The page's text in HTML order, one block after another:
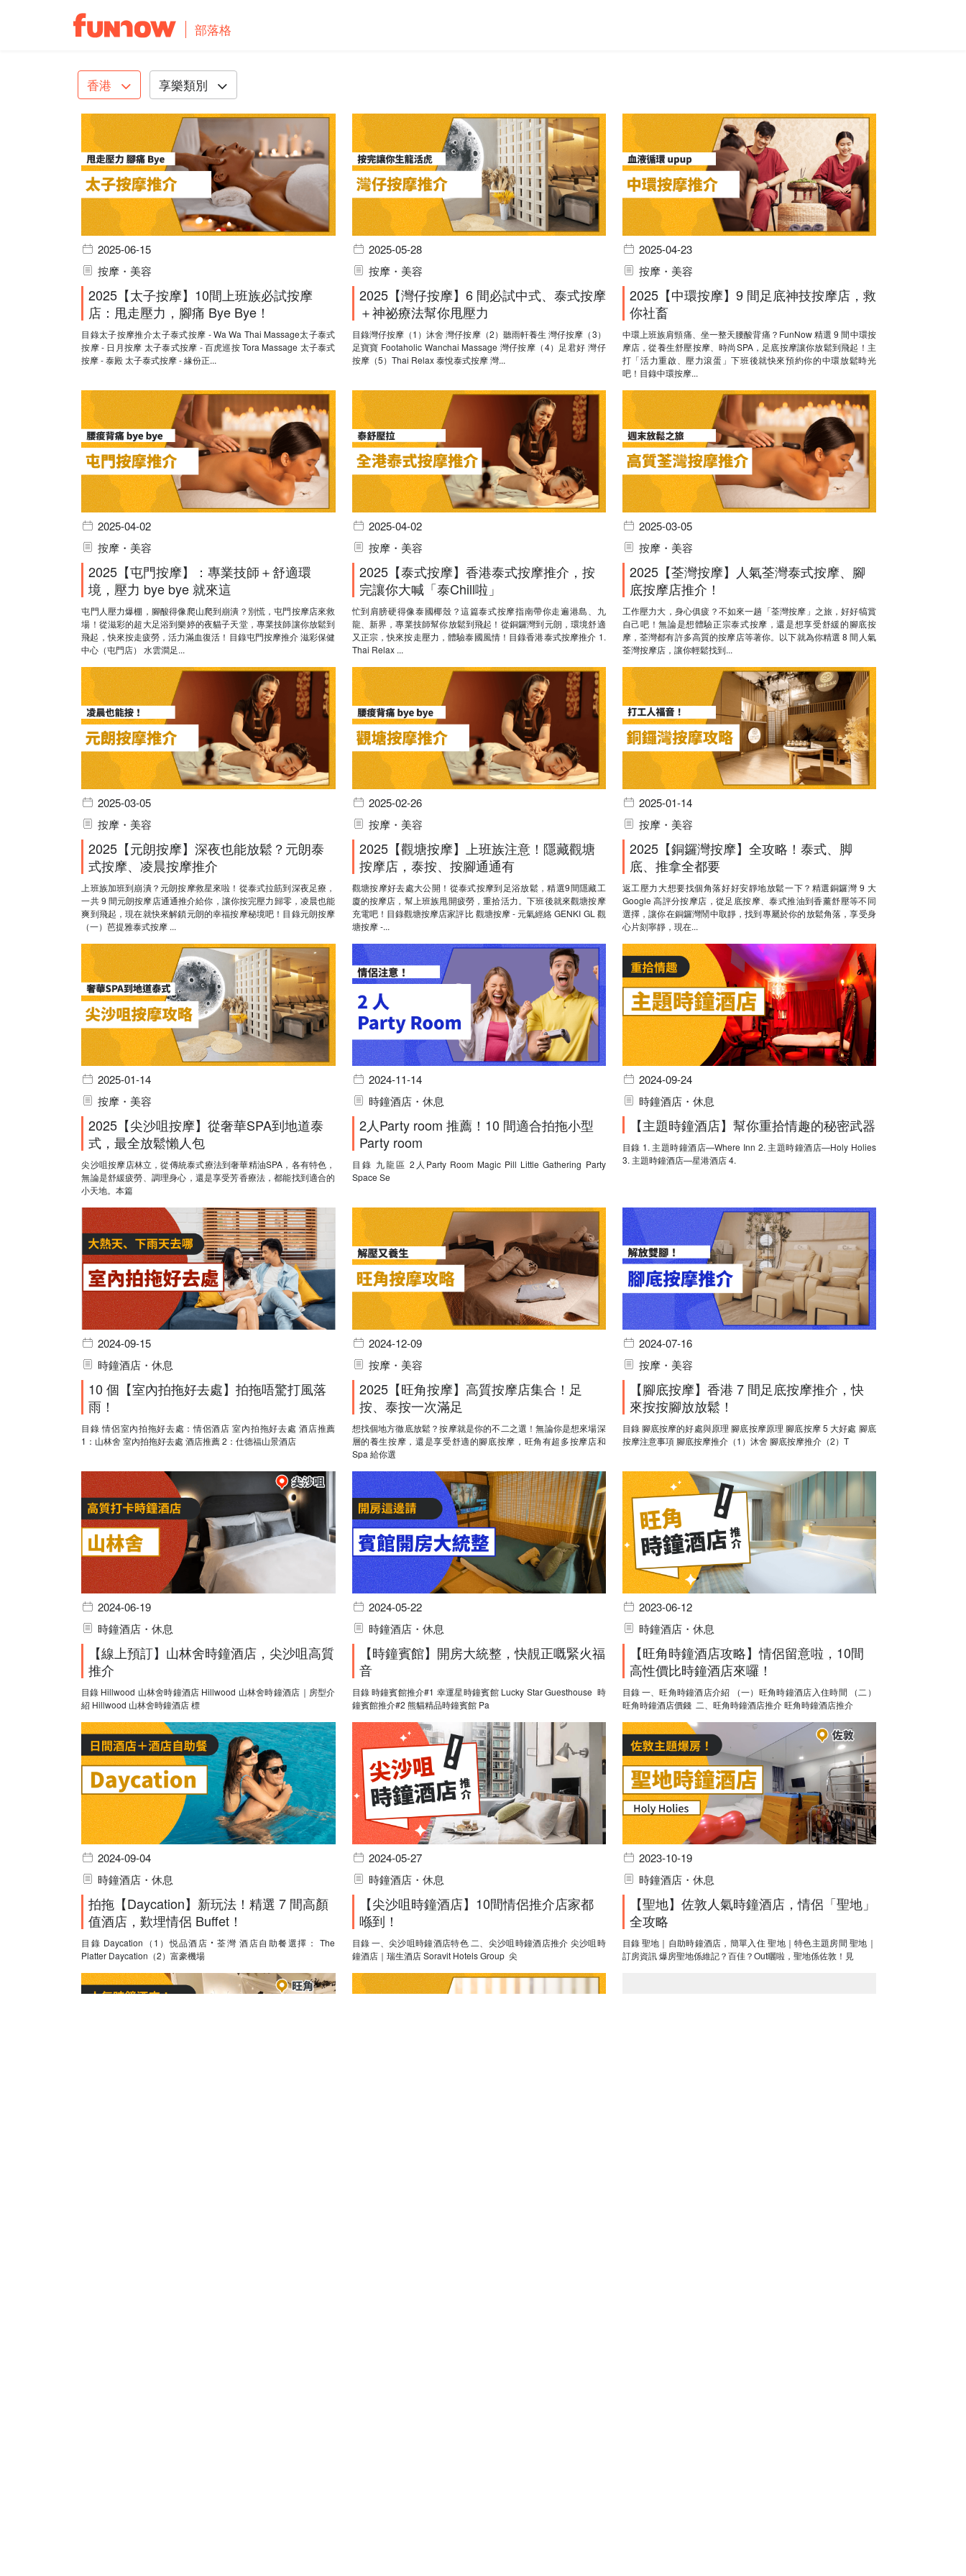
部落格
香港 享樂類別
2025-06-15
按摩・美容
2025【太子按摩】10間上班族必試按摩
店：甩走壓力，腳痛 Bye Bye！
目錄太子按摩推介太子泰式按摩 - Wa Wa Thai Massage太子泰式
按摩 - 日月按摩 太子泰式按摩 - 百虎巡按 Tora Massage 太子泰式
按摩 - 泰殿 太子泰式按摩 - 緣份正...
2025-05-28
按摩・美容
2025【灣仔按摩】6 間必試中式、泰式按摩
＋神祕療法幫你甩壓力
目錄灣仔按摩（1）沐舍 灣仔按摩（2）聽雨軒養生 灣仔按摩（3）
足寶寶 Footaholic Wanchai Massage 灣仔按摩（4）足君好 灣仔
按摩（5）Thai Relax 泰悅泰式按摩 灣...
2025-04-23
按摩・美容
2025【中環按摩】9 間足底神技按摩店，救
你社畜
中環上班族肩頸痛、坐一整天腰酸背痛？FunNow 精選 9 間中環按
摩店，從養生舒壓按摩、時尚SPA，足底按摩讓你放鬆到飛起！主
打「活力重啟、壓力滾蛋」下班後就快來預約你的中環放鬆時光
吧！目錄中環按摩...
2025-04-02
按摩・美容
2025【屯門按摩】：專業技師＋舒適環
境，壓力 bye bye 就來這
屯門人壓力爆棚，腳酸得像爬山爬到崩潰？別慌，屯門按摩店來救
場！從滋彩的超大足浴到樂婷的夜貓子天堂，專業技師讓你放鬆到
飛起，快來按走疲勞，活力滿血復活！目錄屯門按摩推介 滋彩保健
中心（屯門店） 水雲澗足...
2025-04-02
按摩・美容
2025【泰式按摩】香港泰式按摩推介，按
完讓你大喊「泰Chill啦」
忙到肩膀硬得像泰國椰殼？這篇泰式按摩指南帶你走遍港島、九
龍、新界，專業技師幫你放鬆到飛起！從銅鑼灣到元朗，環境舒適
又正宗，快來按走壓力，體驗泰國風情！目錄香港泰式按摩推介 1.
Thai Relax ...
2025-03-05
按摩・美容
2025【荃灣按摩】人氣荃灣泰式按摩、腳
底按摩店推介！
工作壓力大，身心俱疲？不如來一趟「荃灣按摩」之旅，好好犒賞
自己吧！無論是想體驗正宗泰式按摩，還是想享受舒緩的腳底按
摩，荃灣都有許多高質的按摩店等著你。以下就為你精選 8 間人氣
荃灣按摩店，讓你輕鬆找到...
2025-03-05
按摩・美容
2025【元朗按摩】深夜也能放鬆？元朗泰
式按摩、凌晨按摩推介
上班族加班到崩潰？元朗按摩救星來啦！從泰式拉筋到深夜足療，
一共 9 間元朗按摩店通通推介給你，讓你按完壓力歸零，凌晨也能
爽到飛起，現在就快來解鎖元朗的幸福按摩秘境吧！目錄元朗按摩
（一）芭提雅泰式按摩 ...
2025-02-26
按摩・美容
2025【觀塘按摩】上班族注意！隱藏觀塘
按摩店，泰按、按腳通通有
觀塘按摩好去處大公開！從泰式按摩到足浴放鬆，精選9間隱藏工
廈的按摩店，幫上班族甩開疲勞，重拾活力。下班後就來觀塘按摩
充電吧！目錄觀塘按摩店家評比 觀塘按摩 - 元氣經絡 GENKI GL 觀
塘按摩 -...
2025-01-14
按摩・美容
2025【銅鑼灣按摩】全攻略！泰式、脚
底、推拿全都要
返工壓力大想要找個角落好好安靜地放鬆一下？精選銅鑼灣 9 大
Google 高評分按摩店，從足底按摩、泰式推油到香薰舒壓等不同
選擇，讓你在銅鑼灣鬧中取靜，找到專屬於你的放鬆角落，享受身
心片刻寧靜，現在...
2025-01-14
按摩・美容
2025【尖沙咀按摩】從奢華SPA到地道泰
式，最全放鬆懶人包
尖沙咀按摩店林立，從傳統泰式療法到奢華精油SPA，各有特色，
無論是舒緩疲勞、調理身心，還是享受芳香療法，都能找到適合的
小天地。本篇
2024-11-14
時鐘酒店・休息
2人Party room 推薦！10 間適合拍拖小型
Party room
目錄 九龍區 2人Party Room Magic Pill Little Gathering Party
Space Se
2024-09-24
時鐘酒店・休息
【主題時鐘酒店】幫你重拾情趣的秘密武器
目錄 1. 主題時鐘酒店—Where Inn 2. 主題時鐘酒店—Holy Holies
3. 主題時鐘酒店—星港酒店 4.
2024-09-15
時鐘酒店・休息
10 個【室內拍拖好去處】拍拖唔驚打風落
雨！
目錄 情侶室內拍拖好去處：情侶酒店 室內拍拖好去處 酒店推薦
1：山林舍 室內拍拖好去處 酒店推薦 2：仕德福山景酒店
2024-12-09
按摩・美容
2025【旺角按摩】高質按摩店集合！足
按、泰按一次滿足
想找個地方徹底放鬆？按摩就是你的不二之選！無論你是想來場深
層的養生按摩，還是享受舒適的腳底按摩，旺角有超多按摩店和
Spa 給你選
2024-07-16
按摩・美容
【腳底按摩】香港 7 間足底按摩推介，快
來按按腳放放鬆！
目錄 腳底按摩的好處與原理 腳底按摩原理 腳底按摩 5 大好處 腳底
按摩注意事項 腳底按摩推介（1）沐舍 腳底按摩推介（2）T
2024-06-19
時鐘酒店・休息
【線上預訂】山林舍時鐘酒店，尖沙咀高質
推介
目錄 Hillwood 山林舍時鐘酒店 Hillwood 山林舍時鐘酒店｜房型介
紹 Hillwood 山林舍時鐘酒店 標
2024-05-22
時鐘酒店・休息
【時鐘賓館】開房大統整，快靚正嘅緊火福
音
目錄 時鐘賓館推介#1 幸運星時鐘賓館 Lucky Star Guesthouse 時
鐘賓館推介#2 熊貓精品時鐘賓館 Pa
2023-06-12
時鐘酒店・休息
【旺角時鐘酒店攻略】情侶留意啦，10間
高性價比時鐘酒店來囉！
目錄 一、旺角時鐘酒店介紹 （一）旺角時鐘酒店入住時間 （二）
旺角時鐘酒店價錢 二、旺角時鐘酒店推介 旺角時鐘酒店推介
2024-09-04
時鐘酒店・休息
拍拖【Daycation】新玩法！精選 7 間高顏
值酒店，歎埋情侶 Buffet！
目錄 Daycation（1）悦品酒店‧荃灣 酒店自助餐選擇： The
Platter Daycation（2）富豪機場
2024-05-27
時鐘酒店・休息
【尖沙咀時鐘酒店】10間情侶推介店家都
喺到！
目錄 一、尖沙咀時鐘酒店特色 二、尖沙咀時鐘酒店推介 尖沙咀時
鐘酒店｜瑞生酒店 Soravit Hotels Group 尖
2023-10-19
時鐘酒店・休息
【聖地】佐敦人氣時鐘酒店，情侶「聖地」
全攻略
目錄 聖地｜自助時鐘酒店，簡單入住 聖地｜特色主題房間 聖地｜
訂房資訊 爆房聖地係維記？百佳？Out曬啦，聖地係佐敦！見